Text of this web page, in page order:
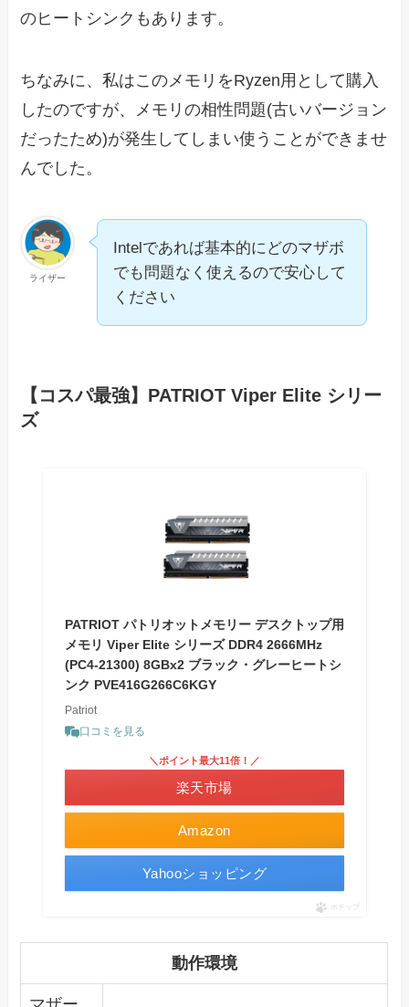
のヒートシンクもあります。
ちなみに、私はこのメモリをRyzen用として購入
したのですが、メモリの相性問題(古いバージョン
だったため)が発生してしまい使うことができませ
んでした。
ライザー
Intelであれば基本的にどのマザボ
でも問題なく使えるので安心して
ください
【コスパ最強】PATRIOT Viper Elite シリー
ズ
PATRIOT パトリオットメモリー デスクトップ用
メモリ Viper Elite シリーズ DDR4 2666MHz
(PC4-21300) 8GBx2 ブラック・グレーヒートシ
ンク PVE416G266C6KGY
Patriot
口コミを見る
Amazon
＼ポイント最大11倍！／
楽天市場
Yahooショッピング
ポチップ
動作環境